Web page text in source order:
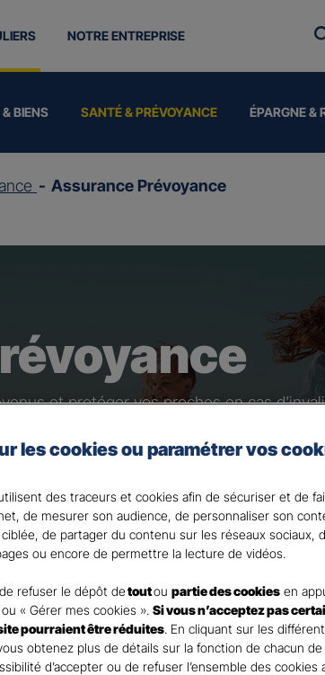
BIENS SANTÉ & PRÉVOYANCE ÉPARGNE &
NOTRE ENTREPRISE
Assurance Prévoyance
et protéger vos proches en cas
de vos proches en cas de coup dur fait
pour répondre à toutes vos
les cookies ou paramétrer vos
des traceurs et cookies afin de sécuriser et de
de mesurer son audience, de personnaliser son
de partager du contenu sur les réseaux sociaux,
ou encore de permettre la lecture de vidéos.
refuser le dépôt detoutou partie des cookies en
« Gérer mes cookies ». Si vous n’acceptez pas
pourraient être réduites. En cliquant sur les
obtenez plus de détails sur la fonction de chacun
d’accepter ou de refuser l’ensemble des cookies